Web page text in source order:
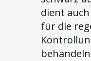
dient
für die